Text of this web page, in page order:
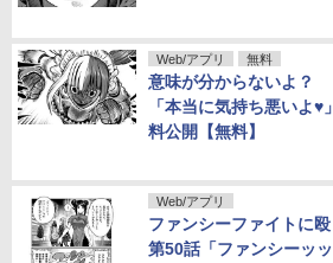
Web/アプリ 無料
意味が分からないよ？
「本当に気持ち悪いよ
料公開【無料】
Web/アプリ
ファンシーファイトに
第50話「ファンシーッ